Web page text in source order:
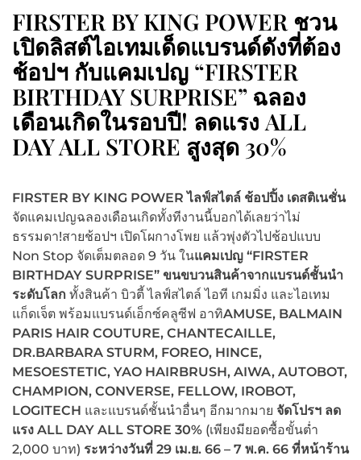
FIRSTER BY KING POWER ชวน
เปิดลิสต์ไอเทมเด็ดแบรนด์ดังที่ต้อง
ช้อปฯ กับแคมเปญ “FIRSTER
BIRTHDAY SURPRISE” ฉลอง
เดือนเกิดในรอบปี! ลดแรง ALL
DAY ALL STORE สูงสุด 30%
FIRSTER BY KING POWER ไลฟ์สไตล์ ช้อปปิ้ง เดสติเนชั่น
จัดแคมเปญฉลองเดือนเกิดทั้งทีงานนี้บอกได้เลยว่าไม่
ธรรมดา!สายช้อปฯ เปิดโผกางโพย แล้วพุ่งตัวไปช้อปแบบ
Non Stop จัดเต็มตลอด 9 วัน ในแคมเปญ “FIRSTER
BIRTHDAY SURPRISE” ขนขบวนสินค้าจากแบรนด์ชั้นนำ
ระดับโลก ทั้งสินค้า บิวตี้ ไลฟ์สไตล์ ไอที เกมมิ่ง และไอเทม
แก็ดเจ็ต พร้อมแบรนด์เอ็กซ์คลูซีฟ อาทิAMUSE, BALMAIN
PARIS HAIR COUTURE, CHANTECAILLE,
DR.BARBARA STURM, FOREO, HINCE,
MESOESTETIC, YAO HAIRBRUSH, AIWA, AUTOBOT,
CHAMPION, CONVERSE, FELLOW, IROBOT,
LOGITECH และแบรนด์ชั้นนำอื่นๆ อีกมากมาย จัดโปรฯ ลด
แรง ALL DAY ALL STORE 30% (เพียงมียอดซื้อขั้นต่ำ
2,000 บาท) ระหว่างวันที่ 29 เม.ย. 66 – 7 พ.ค. 66 ที่หน้าร้าน